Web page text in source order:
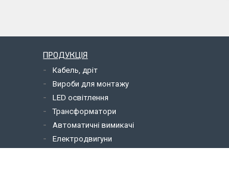
ПРОДУКЦІЯ
Кабель, дріт
Вироби для монтажу
LED освітлення
Трансформатори
Автоматичні вимикачі
Електродвигуни